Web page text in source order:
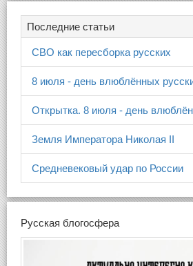
Последние статьи
СВО как пересборка русских
8 июля - день влюблённых
Открытка. 8 июля - день
Земля Императора Николая II
Средневековый удар по России
Русская блогосфера